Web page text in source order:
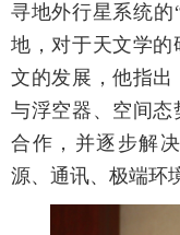
寻地外行星系统的
地，对于天文学
文的发展，他指
与浮空器、空间
合作，并逐步解
源、通讯、极端环